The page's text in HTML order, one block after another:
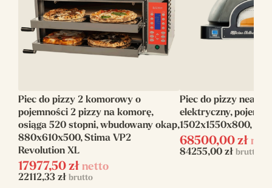
Moc
elektryczna(kW)
20.5
Wysokość(mm) 1760
Szerokość(mm) 1475
Linia Italforni Caruso
Ilość komór
Pojemność
Piec do pizzy 2 komorowy o
pojemności 2 pizzy na komorę,
osiąga 520 stopni, wbudowany okap,
880x610x500, Stima VP2
Revolution XL
17977,50 zł netto
22112,33 zł brutto
Piec do pizzy
elektryczny,
1502x1550x800,
68500,00 zł
84255,00 zł brutto